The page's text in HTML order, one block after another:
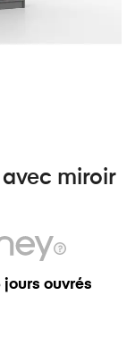
miroir
jours ouvrés